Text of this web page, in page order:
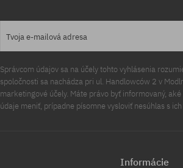
Tvoja e-mailová adresa
Správcom údajov sa na účely tohto vyhlásenia
spoločnosti sa nachádza pri ul. Handlowców 2 v
marketingové účely. Máte právo byť informovaný,
údaje meniť, prípadne písomne vysloviť nesúhlas s
Informácie